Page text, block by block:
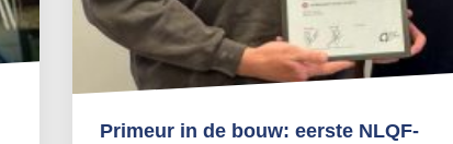
Primeur in de bouw: eerste NLQF-